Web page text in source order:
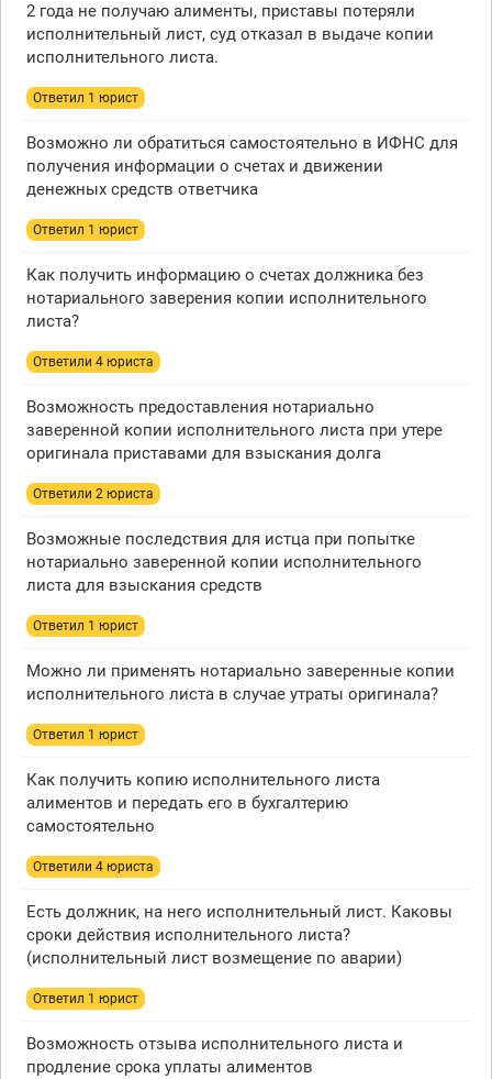
2 года не получаю алименты, приставы потеряли
исполнительный лист, суд отказал в выдаче копии
исполнительного листа.
Ответил 1 юрист
Возможно ли обратиться самостоятельно в ИФНС для
получения информации о счетах и движении
денежных средств ответчика
Ответил 1 юрист
Как получить информацию о счетах должника без
нотариального заверения копии исполнительного
листа?
Ответили 4 юристa
Возможность предоставления нотариально
заверенной копии исполнительного листа при утере
оригинала приставами для взыскания долга
Ответили 2 юристa
Возможные последствия для истца при попытке
нотариально заверенной копии исполнительного
листа для взыскания средств
Ответил 1 юрист
Можно ли применять нотариально заверенные копии
исполнительного листа в случае утраты оригинала?
Ответил 1 юрист
Как получить копию исполнительного листа
алиментов и передать его в бухгалтерию
самостоятельно
Ответили 4 юристa
Есть должник, на него исполнительный лист. Каковы
сроки действия исполнительного листа?
(исполнительный лист возмещение по аварии)
Ответил 1 юрист
Возможность отзыва исполнительного листа и
продление срока уплаты алиментов